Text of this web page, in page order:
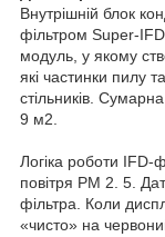
Внутрішній блок
фільтром Super-
модуль, у якому
які частинки пилу
стільників.
9 м2.
Логіка роботи IFD-
повітря PM 2. 5.
фільтра. Коли
«чисто» на